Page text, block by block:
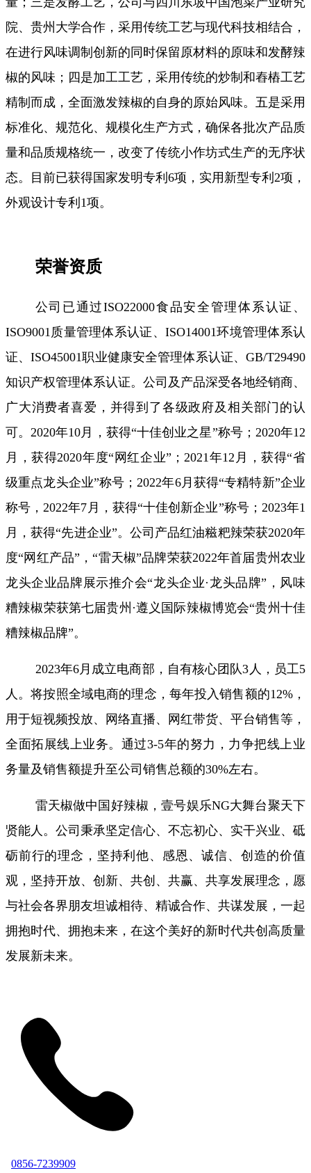
院、贵州大学合作，采用传统工艺与现代科技相结合，
在进行风味调制创新的同时保留原材料的原味和发酵辣
椒的风味；四是加工工艺，采用传统的炒制和舂樁工艺
精制而成，全面激发辣椒的自身的原始风味。五是采用
标准化、规范化、规模化生产方式，确保各批次产品质
量和品质规格统一，改变了传统小作坊式生产的无序状
态。目前已获得国家发明专利6项，实用新型专利2项，
外观设计专利1项。
荣誉资质
公司已通过ISO22000食品安全管理体系认证、
ISO9001质量管理体系认证、ISO14001环境管理体系认
证、ISO45001职业健康安全管理体系认证、GB/T29490
知识产权管理体系认证。公司及产品深受各地经销商、
广大消费者喜爱，并得到了各级政府及相关部门的认
可。2020年10月，获得“十佳创业之星”称号；2020年12
月，获得2020年度“网红企业”；2021年12月，获得“省
级重点龙头企业”称号；2022年6月获得“专精特新”企业
称号，2022年7月，获得“十佳创新企业”称号；2023年1
月，获得“先进企业”。公司产品红油糍粑辣荣获2020年
度“网红产品”，“雷天椒”品牌荣获2022年首届贵州农业
龙头企业品牌展示推介会“龙头企业·龙头品牌”，风味
糟辣椒荣获第七届贵州·遵义国际辣椒博览会“贵州十佳
糟辣椒品牌”。
2023年6月成立电商部，自有核心团队3人，员工5
人。将按照全域电商的理念，每年投入销售额的12%，
用于短视频投放、网络直播、网红带货、平台销售等，
全面拓展线上业务。通过3-5年的努力，力争把线上业
务量及销售额提升至公司销售总额的30%左右。
雷天椒做中国好辣椒，壹号娱乐NG大舞台聚天下
贤能人。公司秉承坚定信心、不忘初心、实干兴业、砥
砺前行的理念，坚持利他、感恩、诚信、创造的价值
观，坚持开放、创新、共创、共赢、共享发展理念，愿
与社会各界朋友坦诚相待、精诚合作、共谋发展，一起
拥抱时代、拥抱未来，在这个美好的新时代共创高质量
发展新未来。
0856-7239909